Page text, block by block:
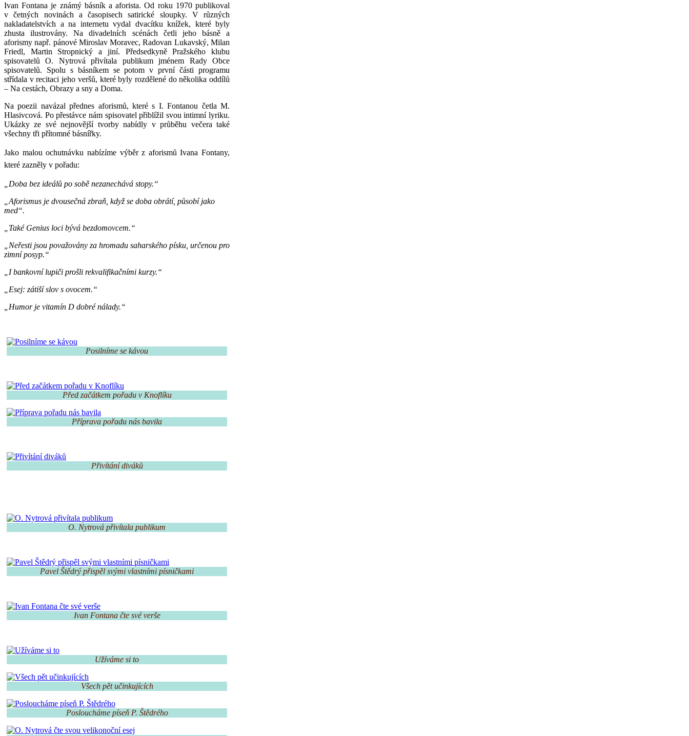
Ivan Fontana je známý básník a aforista. Od roku 1970 publikoval
v četných novinách a časopisech satirické sloupky. V různých
nakladatelstvích a na internetu vydal dvacítku knížek, které byly
zhusta ilustrovány. Na divadelních scénách četli jeho básně a
aforismy např. pánové Miroslav Moravec, Radovan Lukavský, Milan
Friedl, Martin Stropnický a jiní. Předsedkyně Pražského klubu
spisovatelů O. Nytrová přivítala publikum jménem Rady Obce
spisovatelů. Spolu s básníkem se potom v první části programu
střídala v recitaci jeho veršů, které byly rozdělené do několika oddílů
– Na cestách, Obrazy a sny a Doma.
Na poezii navázal přednes aforismů, které s I. Fontanou četla M.
Hlasivcová. Po přestávce nám spisovatel přiblížil svou intimní lyriku.
Ukázky ze své nejnovější tvorby nabídly v průběhu večera také
všechny tři přítomné básnířky.
Jako malou ochutnávku nabízíme výběr z aforismů Ivana Fontany,
které zazněly v pořadu:
„Doba bez ideálů po sobě nezanechává stopy.“
„Aforismus je dvousečná zbraň, když se doba obrátí, působí jako
med“.
„Také Genius loci bývá bezdomovcem.“
„Neřesti jsou považovány za hromadu saharského písku, určenou pro
zimní posyp.“
„I bankovní lupiči prošli rekvalifikačními kurzy.“
„Esej: zátiší slov s ovocem.“
„Humor je vitamín D dobré nálady.“
Posilníme se kávou
Před začátkem pořadu v Knoflíku
Příprava pořadu nás bavila
Přivítání diváků
O. Nytrová přivítala publikum
Pavel Štědrý přispěl svými vlastními písničkami
Ivan Fontana čte své verše
Užíváme si to
Všech pět učinkujících
Posloucháme píseň P. Štědrého